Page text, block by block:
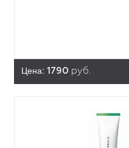
Цена: 1790 руб.